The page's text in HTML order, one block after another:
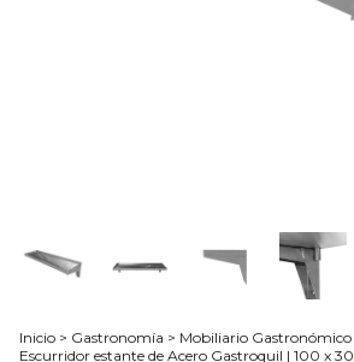
Inicio > Gastronomía > Mobiliario Gastronómico
Escurridor estante de Acero Gastroquil | 100 x 30